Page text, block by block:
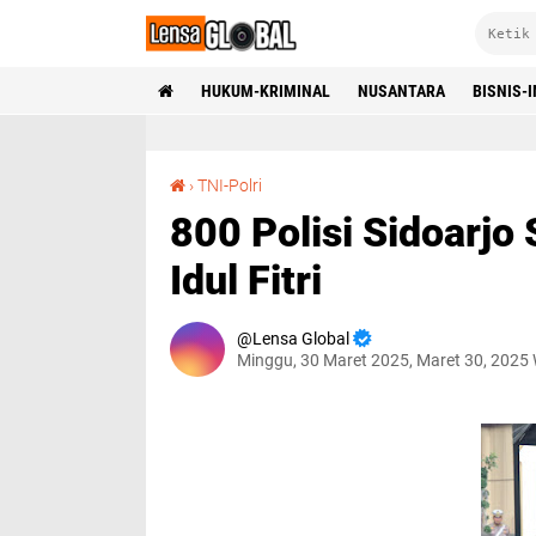
HUKUM-KRIMINAL NUSANTARA BISNIS-
›TNI-Polri
800 Polisi Sidoarjo
Idul Fitri
Lensa Global
Minggu, 30 Maret 2025, Maret 30, 2025